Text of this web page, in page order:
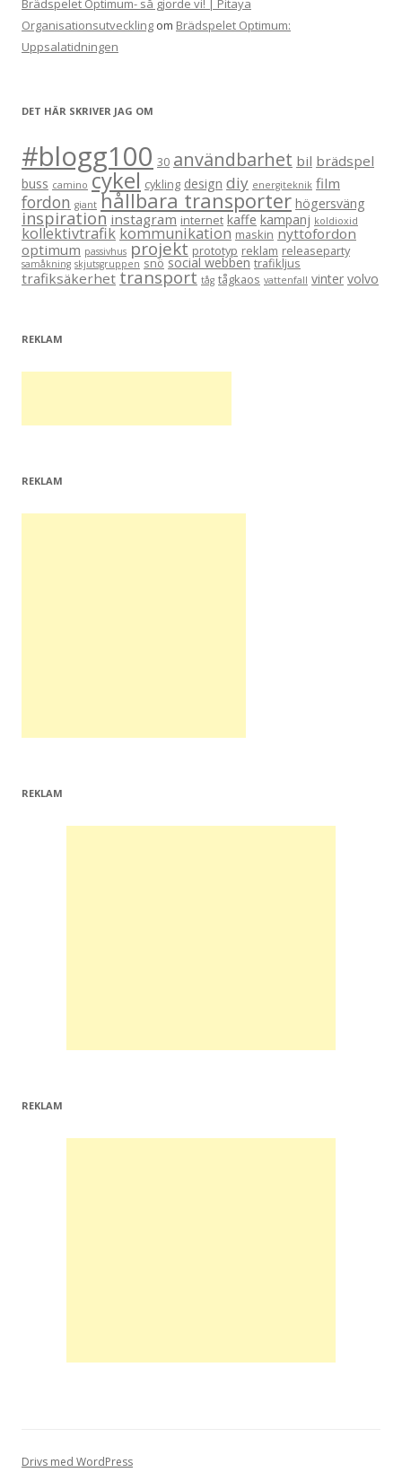
Brädspelet Optimum- så gjorde vi! | Pitaya
Organisationsutveckling om Brädspelet Optimum:
Uppsalatidningen
DET HÄR SKRIVER JAG OM
#blogg100 30 användbarhet bil brädspel
buss camino cykel cykling design diy energiteknik film
fordon giant hållbara transporter högersväng
inspiration instagram internet kaffe kampanj koldioxid
kollektivtrafik kommunikation maskin nyttofordon
optimum passivhus projekt prototyp reklam releaseparty
samåkning skjutsgruppen snö social webben trafikljus
trafiksäkerhet transport tåg tågkaos vattenfall vinter volvo
REKLAM
REKLAM
REKLAM
REKLAM
Drivs med WordPress